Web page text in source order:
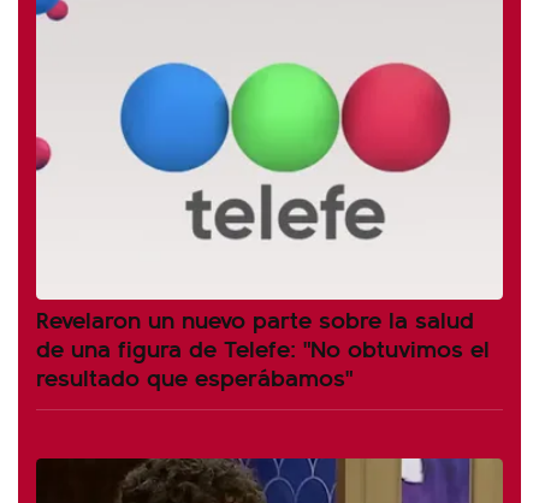
Revelaron un nuevo parte sobre la salud
de una figura de Telefe: "No obtuvimos el
resultado que esperábamos"